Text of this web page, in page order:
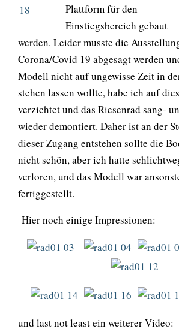
Plattform für den
Einstiegsbereich gebaut
werden. Leider musste die
Corona/Covid 19 abgesagt werden
Modell nicht auf ungewisse Zeit in
stehen lassen wollte, habe ich auf
verzichtet und das Riesenrad sang-
wieder demontiert. Daher ist an der
dieser Zugang entstehen sollte die
nicht schön, aber ich hatte
verloren, und das Modell war
fertiggestellt.
Hier noch einige Impressionen:
und last not least ein weiterer Video: